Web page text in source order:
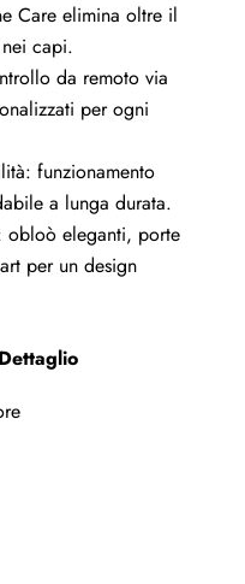
Care elimina oltre il
capi.
da remoto via
per ogni
funzionamento
a lunga durata.
obloò eleganti, porte
per un design
Dettaglio